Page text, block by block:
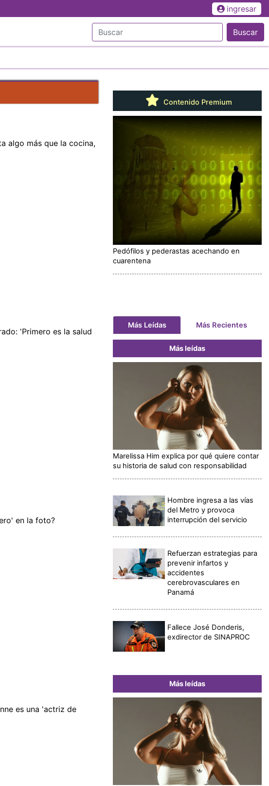
ingresar
Buscar
algo más que la cocina,
'Primero es la salud
en la foto?
es una 'actriz de
Contenido Premium
Pedófilos y pederastas acechando en
cuarentena
Más Leídas Más Recientes
Más leídas
Marelissa Him explica por qué quiere contar
su historia de salud con responsabilidad
Hombre ingresa a las vías
del Metro y provoca
interrupción del servicio
Refuerzan estrategias para
prevenir infartos y
accidentes
cerebrovasculares en
Panamá
Fallece José Donderis,
exdirector de SINAPROC
Más leídas